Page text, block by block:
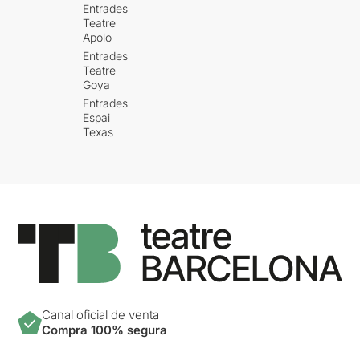
Entrades
Teatre
Apolo
Entrades
Teatre
Goya
Entrades
Espai
Texas
Canal oficial de venta
Compra 100% segura